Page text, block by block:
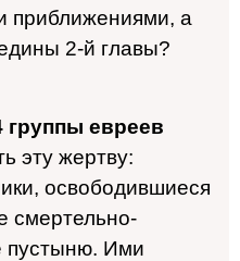
приближениями, а
2-й главы?
группы евреев
эту жертву:
освободившиеся
смертельно-
пустыню. Ими